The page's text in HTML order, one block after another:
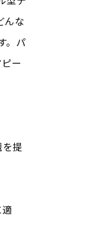
んな
。パ
ー
提